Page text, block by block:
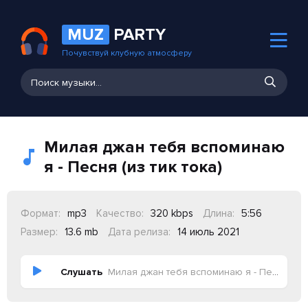
MUZ PARTY
Почувствуй клубную атмосферу
Милая джан тебя вспоминаю
я - Песня (из тик тока)
Формат: mp3 Качество: 320 kbps Длина:
5:56
Размер:
13.6 mb Дата релиза: 14 июль 2021
Слушать Милая джан тебя вспоминаю я - Песня (из тик тока)